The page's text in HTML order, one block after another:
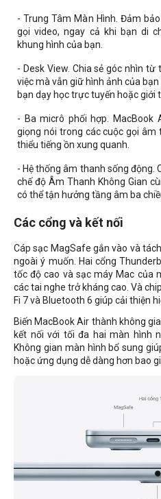
- Trung Tâm Màn Hình. Đảm
gọi video, ngay cả khi bạn di
khung hình của bạn.
- Desk View. Chia sẻ góc nhìn
việc mà vẫn giữ hình ảnh của
bạn dạy học trực tuyến hoặc giới
- Ba micrô phối hợp. MacBook
giọng nói trong các cuộc gọi âm
thiểu tiếng ồn xung quanh.
- Hệ thống âm thanh sống động.
chế độ Âm Thanh Không Gian
có thể tận hưởng tầng âm ba
Các cổng và kết nối
Cáp sạc MagSafe gắn vào và
ngoài ý muốn. Hai cổng
tốc độ cao và sạc máy Mac của
các tai nghe trở kháng cao. Và
Fi 7 và Bluetooth 6 giúp cải thiện
Biến MacBook Air thành không
kết nối với tối đa hai màn hình
Không gian màn hình bổ sung
hoặc ứng dụng dễ dàng hơn bao